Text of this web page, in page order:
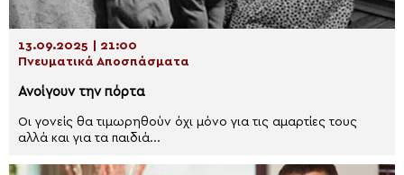
13.09.2025 | 21:00
Πνευματικά Αποσπάσματα
Ανοίγουν την πόρτα
Οι γονείς θα τιμωρηθούν όχι μόνο για τις αμαρτίες τους
αλλά και για τα παιδιά...